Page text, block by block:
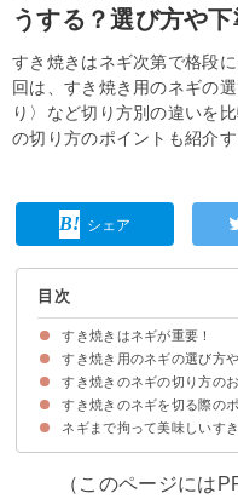
うする？選び方や
すき焼きはネギ次第で格段
回は、すき焼き用のネギの
り〉など切り方別の違いを
の切り方のポイントも紹介
シェア
目次
すき焼きはネギが重要！
すき焼き用のネギの選び方
新鮮なネギの特徴・選び方
ネギの洗い方のポイント
すき焼きのネギの切り方の
①斜め切り
②輪切り
③短冊切り
④千切り（白髪ねぎ）
すき焼きのネギを切る際の
①ヌルヌルした成分がでて
②ネギの白い・青い部分で
ネギまで拘って美味しいす
（このページには